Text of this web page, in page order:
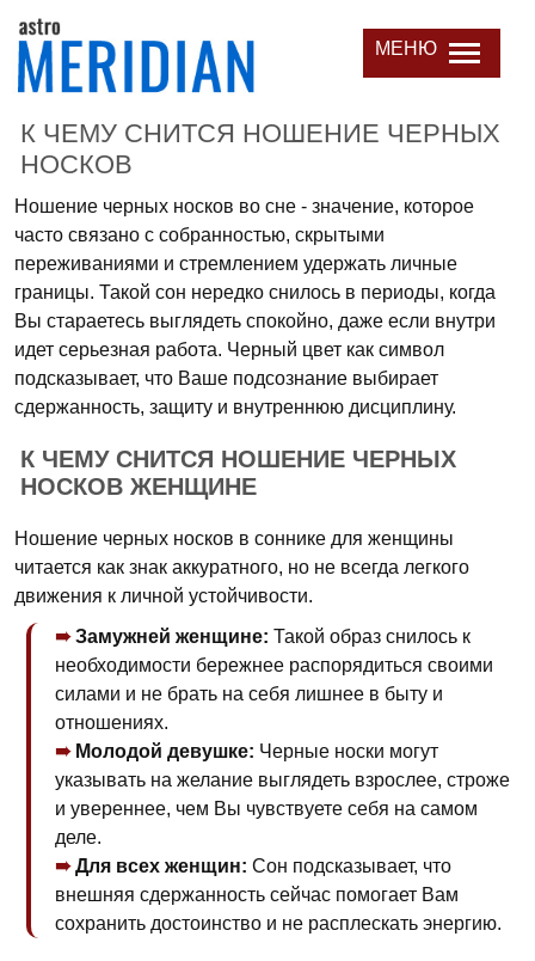
МЕНЮ
К ЧЕМУ СНИТСЯ НОШЕНИЕ ЧЕРНЫХ
НОСКОВ
Ношение черных носков во сне - значение, которое
часто связано с собранностью, скрытыми
переживаниями и стремлением удержать личные
границы. Такой сон нередко снилось в периоды, когда
Вы стараетесь выглядеть спокойно, даже если внутри
идет серьезная работа. Черный цвет как символ
подсказывает, что Ваше подсознание выбирает
сдержанность, защиту и внутреннюю дисциплину.
К ЧЕМУ СНИТСЯ НОШЕНИЕ ЧЕРНЫХ
НОСКОВ ЖЕНЩИНЕ
Ношение черных носков в соннике для женщины
читается как знак аккуратного, но не всегда легкого
движения к личной устойчивости.
Замужней женщине: Такой образ снилось к
необходимости бережнее распорядиться своими
силами и не брать на себя лишнее в быту и
отношениях.
Молодой девушке: Черные носки могут
указывать на желание выглядеть взрослее, строже
и увереннее, чем Вы чувствуете себя на самом
деле.
Для всех женщин: Сон подсказывает, что
внешняя сдержанность сейчас помогает Вам
сохранить достоинство и не расплескать энергию.